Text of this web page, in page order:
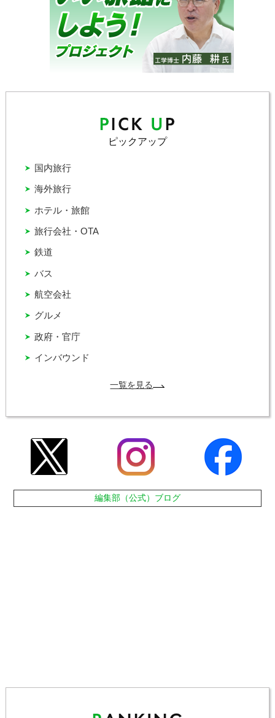
ピックアップ
インバウンド
グルメ
バス
ホテル・旅館
国内旅行
政府・官庁
旅行会社・OTA
海外旅行
航空会社
鉄道
一覧を見る
編集部（公式）ブログ